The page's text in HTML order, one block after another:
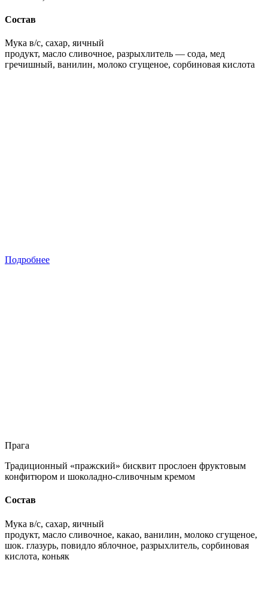
Состав
Мука в/с, сахар, яичный
продукт, масло сливочное, разрыхлитель — сода, мед
гречишный, ванилин, молоко сгущеное, сорбиновая кислота
Подробнее
Прага
Традиционный «пражский» бисквит прослоен фруктовым
конфитюром и шоколадно-сливочным кремом
Состав
Мука в/с, сахар, яичный
продукт, масло сливочное, какао, ванилин, молоко сгущеное,
шок. глазурь, повидло яблочное, разрыхлитель, сорбиновая
кислота, коньяк